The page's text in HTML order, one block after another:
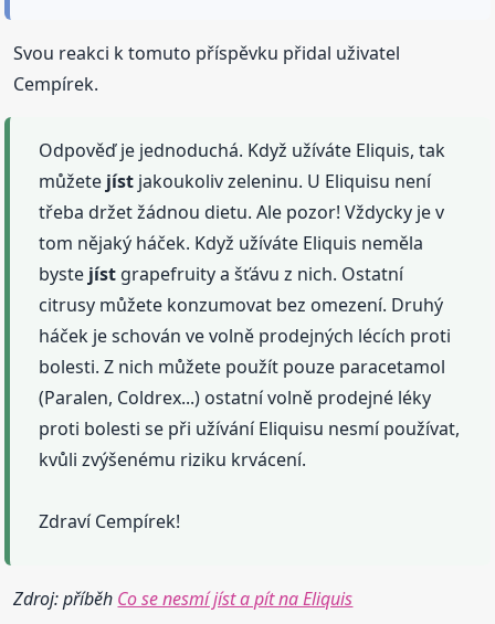
Svou reakci k tomuto příspěvku přidal uživatel
Cempírek.
Odpověď je jednoduchá. Když užíváte Eliquis, tak
můžete jíst jakoukoliv zeleninu. U Eliquisu není
třeba držet žádnou dietu. Ale pozor! Vždycky je v
tom nějaký háček. Když užíváte Eliquis neměla
byste jíst grapefruity a šťávu z nich. Ostatní
citrusy můžete konzumovat bez omezení. Druhý
háček je schován ve volně prodejných lécích proti
bolesti. Z nich můžete použít pouze paracetamol
(Paralen, Coldrex...) ostatní volně prodejné léky
proti bolesti se při užívání Eliquisu nesmí používat,
kvůli zvýšenému riziku krvácení.
Zdraví Cempírek!
Zdroj: příběh Co se nesmí jíst a pít na Eliquis